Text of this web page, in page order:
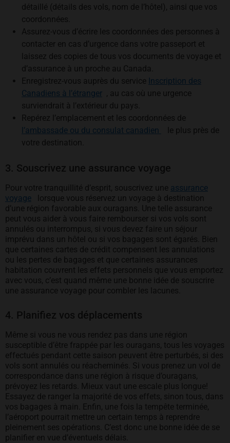
détaillé (détails des vols, nom de l’hôtel), ainsi que vos
coordonnées.
Assurez-vous d’écrire les coordonnées des personnes à
contacter en cas d’urgence dans votre passeport et
laissez des copies de tous vos documents de voyage et
d’assurance à un proche au Canada.
Enregistrez-vous auprès du service Inscription des
Canadiens à l’étrangers’ouvre dans un nouvel onglet
, au cas où une urgence
surviendrait à l’extérieur du pays.
Repérez l’emplacement et les coordonnées de
l’ambassade ou du consulat canadien
s’ouvre dans un
le plus près de
votre destination.
3. Souscrivez une assurance voyage
Pour votre tranquillité d’esprit, souscrivez une assurance
voyages’ouvre dans un nouvel onglet
lorsque vous réservez un voyage à destination
d’une région favorable aux ouragans. Une telle assurance
peut vous aider à vous faire rembourser si vos vols sont
annulés ou interrompus, si vous devez faire un séjour
imprévu dans un hôtel ou si vos bagages sont égarés. Bien
que certaines cartes de crédit compensent les annulations
ou les pertes de bagages et que certaines assurances
habitation couvrent les effets personnels que vous emportez
avec vous, c’est quand même une bonne idée de souscrire
une assurance voyage pour combler les lacunes.
4. Planifiez vos déplacements
Même si vous ne vous rendez pas dans une région
susceptible d’être frappée par les ouragans, tous les voyages
effectués pendant cette saison peuvent être perturbés, si des
vols sont annulés ou réacheminés. Si vous prenez un vol de
correspondance dans une région à risque d’ouragans,
prévoyez les retards. Mieux vaut une escale plus longue!
Essayez de ranger la majorité de vos effets, sinon tous, dans
vos bagages à main. Enfin, une fois la tempête terminée,
l’aéroport pourrait mettre un certain temps à reprendre
pleinement ses opérations. C’est donc une bonne idée de se
planifier en vue d’éventuels délais.